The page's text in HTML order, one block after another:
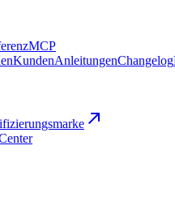
MCP
KundenAnleitungenChangelog